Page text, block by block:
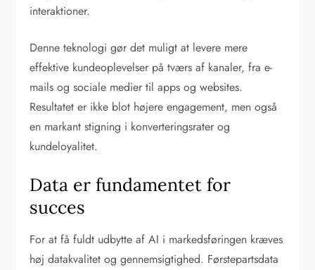
interaktioner.
Denne teknologi gør det muligt at levere mere
effektive kundeoplevelser på tværs af kanaler, fra e-
mails og sociale medier til apps og websites.
Resultatet er ikke blot højere engagement, men også
en markant stigning i konverteringsrater og
kundeloyalitet.
Data er fundamentet for
succes
For at få fuldt udbytte af AI i markedsføringen kræves
høj datakvalitet og gennemsigtighed. Førstepartsdata